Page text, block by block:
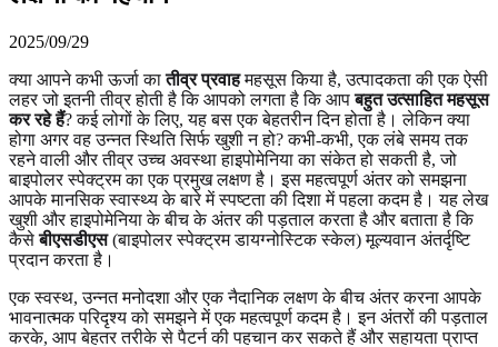
2025/09/29
क्या आपने कभी ऊर्जा कातीव्र प्रवाहमहसूस किया है, उत्पादकता की एक ऐसी
लहर जो इतनी तीव्र होती है कि आपको लगता है कि आपबहुत उत्साहित महसूस
कर रहे हैं? कई लोगों के लिए, यह बस एक बेहतरीन दिन होता है। लेकिन क्या
होगा अगर वह उन्नत स्थिति सिर्फ खुशी न हो? कभी-कभी, एक लंबे समय तक
रहने वाली और तीव्र उच्च अवस्था हाइपोमेनिया का संकेत हो सकती है, जो
बाइपोलर स्पेक्ट्रम का एक प्रमुख लक्षण है। इस महत्वपूर्ण अंतर को समझना
आपके मानसिक स्वास्थ्य के बारे में स्पष्टता की दिशा में पहला कदम है। यह लेख
खुशी और हाइपोमेनिया के बीच के अंतर की पड़ताल करता है और बताता है कि
कैसेबीएसडीएस(बाइपोलर स्पेक्ट्रम डायग्नोस्टिक स्केल) मूल्यवान अंतर्दृष्टि
प्रदान करता है।
एक स्वस्थ, उन्नत मनोदशा और एक नैदानिक लक्षण के बीच अंतर करना आपके
भावनात्मक परिदृश्य को समझने में एक महत्वपूर्ण कदम है। इन अंतरों की पड़ताल
करके, आप बेहतर तरीके से पैटर्न की पहचान कर सकते हैं और सहायता प्राप्त